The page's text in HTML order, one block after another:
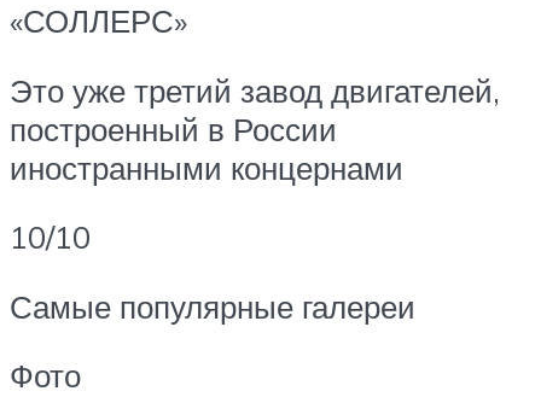
«СОЛЛЕРС»
Это уже третий завод двигателей,
построенный в России
иностранными концернами
10/10
Самые популярные галереи
Фото